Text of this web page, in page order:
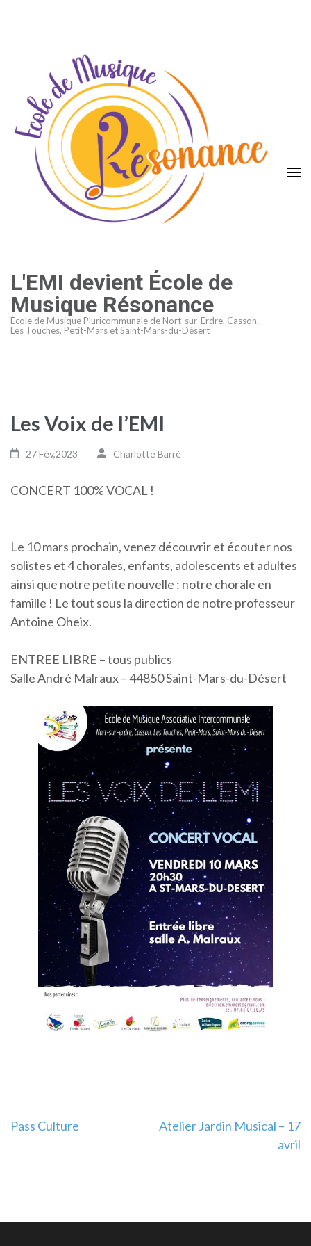
L'EMI devient École de
Musique Résonance
École de Musique Pluricommunale de Nort-sur-Erdre, Casson,
Les Touches, Petit-Mars et Saint-Mars-du-Désert
Les Voix de l’EMI
27 Fév,2023 Charlotte Barré
CONCERT 100% VOCAL !
Le 10 mars prochain, venez découvrir et écouter nos
solistes et 4 chorales, enfants, adolescents et adultes
ainsi que notre petite nouvelle : notre chorale en
famille ! Le tout sous la direction de notre professeur
Antoine Oheix.
ENTREE LIBRE – tous publics
Salle André Malraux – 44850 Saint-Mars-du-Désert
Navigation
Pass Culture
Atelier Jardin Musical – 17
avril